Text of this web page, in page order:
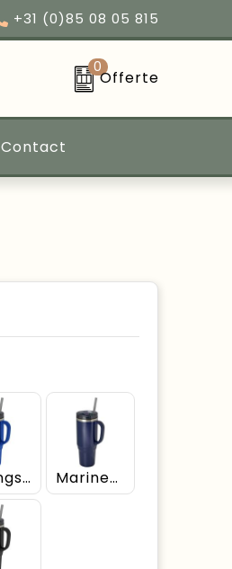
+31 (0)85 08 05 815
0
Offerte
Contact
Koningsblauw Marineblauw